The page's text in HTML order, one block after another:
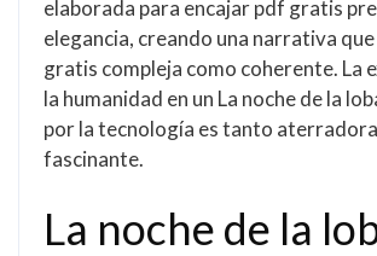
elaborada para encajar pdf gratis
elegancia, creando una narrativa
gratis compleja como coherente. La
la humanidad en un La noche de la
por la tecnología es tanto
fascinante.
La noche de la